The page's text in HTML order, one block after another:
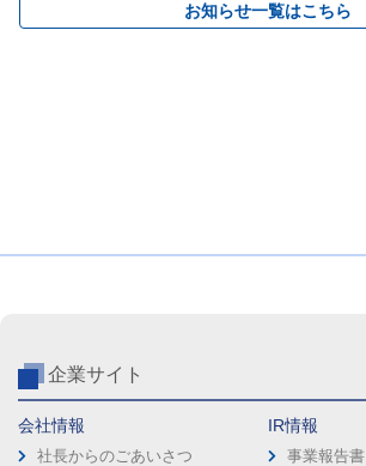
お知らせ一覧はこちら
企業サイト
会社情報
社長からのごあいさつ
IR情報
事業報告書